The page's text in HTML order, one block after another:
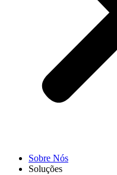
Sobre Nós
Soluções